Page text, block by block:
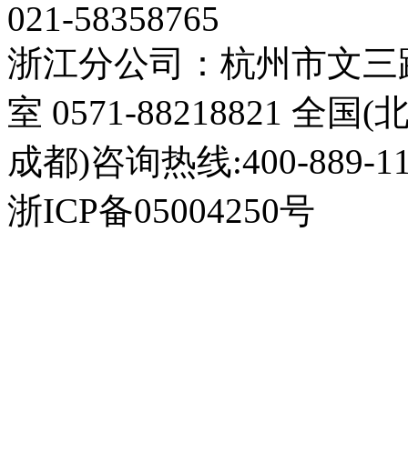
021-58358765
浙江分公司：杭州市文
室 0571-88218821 全国(
成都)咨询热线:400-889-
浙ICP备05004250号